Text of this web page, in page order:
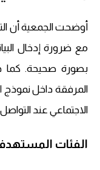
أوضحت الجمعية أن
مع ضرورة إدخال
بصورة صحيحة. كما
المرفقة داخل نموذج
الاجتماعي عند
الفئات